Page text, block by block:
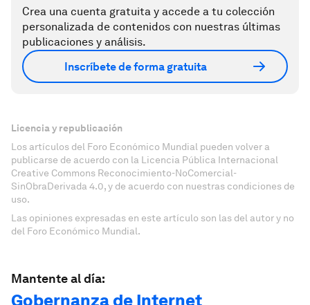
Crea una cuenta gratuita y accede a tu colección
personalizada de contenidos con nuestras últimas
publicaciones y análisis.
Inscríbete de forma gratuita
Licencia y republicación
Los artículos del Foro Económico Mundial pueden volver a
publicarse de acuerdo con la Licencia Pública Internacional
Creative Commons Reconocimiento-NoComercial-
SinObraDerivada 4.0, y de acuerdo con nuestras condiciones de
uso.
Las opiniones expresadas en este artículo son las del autor y no
del Foro Económico Mundial.
Mantente al día:
Gobernanza de Internet